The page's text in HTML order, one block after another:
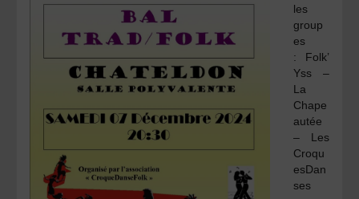
les
group
es
: Folk’
Yss –
La
Chape
autée
– Les
Croqu
esDan
ses